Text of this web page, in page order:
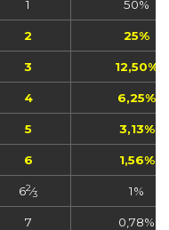
1 50%
2 25%
3 12,50%
4 6,25%
5 3,13%
6 1,56%
62⁄3 1%
7 0,78%